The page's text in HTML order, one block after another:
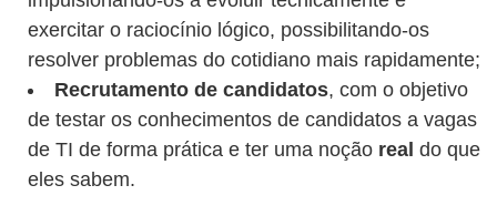
exercitar o raciocínio lógico, possibilitando-os
resolver problemas do cotidiano mais rapidamente;
Recrutamento de candidatos, com o objetivo
de testar os conhecimentos de candidatos a vagas
de TI de forma prática e ter uma noção real do que
eles sabem.